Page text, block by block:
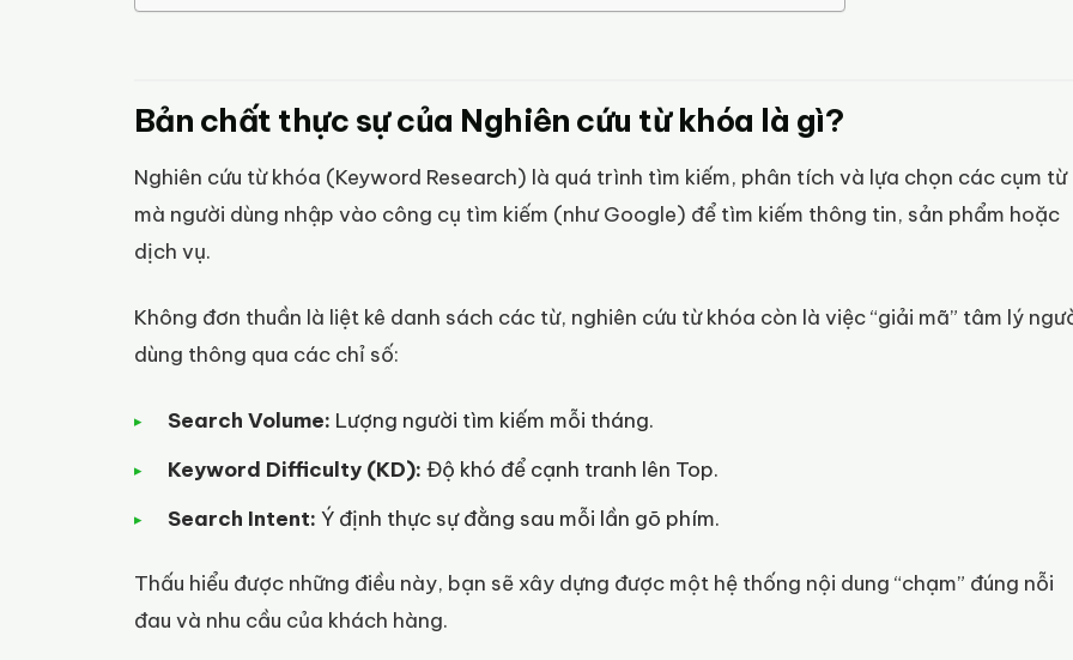
Bản chất thực sự của Nghiên cứu từ khóa là gì?
Nghiên cứu từ khóa (Keyword Research) là quá trình tìm kiếm, phân tích và lựa chọn các cụm từ
mà người dùng nhập vào công cụ tìm kiếm (như Google) để tìm kiếm thông tin, sản phẩm hoặc
dịch vụ.
Không đơn thuần là liệt kê danh sách các từ, nghiên cứu từ khóa còn là việc “giải mã” tâm lý
dùng thông qua các chỉ số:
Search Volume: Lượng người tìm kiếm mỗi tháng.
Keyword Difficulty (KD): Độ khó để cạnh tranh lên Top.
Search Intent: Ý định thực sự đằng sau mỗi lần gõ phím.
Thấu hiểu được những điều này, bạn sẽ xây dựng được một hệ thống nội dung “chạm” đúng nỗi
đau và nhu cầu của khách hàng.